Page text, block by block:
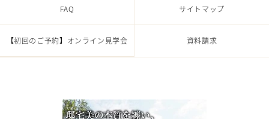
FAQ サイトマップ
【初回のご予約】 オンライン見学会 資料請求